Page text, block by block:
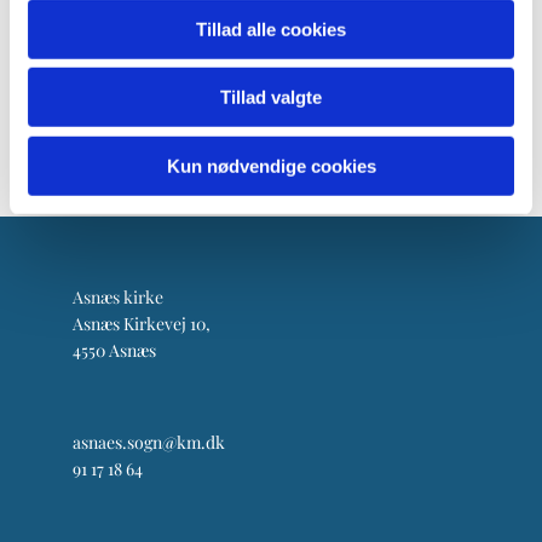
Tillad alle cookies
Tillad valgte
Kun nødvendige cookies
Asnæs kirke
Asnæs Kirkevej 10,
4550 Asnæs
asnaes.sogn@km.dk
91 17 18 64